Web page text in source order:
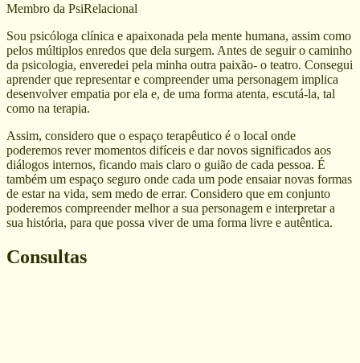
Membro da PsiRelacional
Sou psicóloga clínica e apaixonada pela mente humana, assim como
pelos múltiplos enredos que dela surgem. Antes de seguir o caminho
da psicologia, enveredei pela minha outra paixão- o teatro. Consegui
aprender que representar e compreender uma personagem implica
desenvolver empatia por ela e, de uma forma atenta, escutá-la, tal
como na terapia.
Assim, considero que o espaço terapêutico é o local onde
poderemos rever momentos difíceis e dar novos significados aos
diálogos internos, ficando mais claro o guião de cada pessoa. É
também um espaço seguro onde cada um pode ensaiar novas formas
de estar na vida, sem medo de errar. Considero que em conjunto
poderemos compreender melhor a sua personagem e interpretar a
sua história, para que possa viver de uma forma livre e autêntica.
Consultas